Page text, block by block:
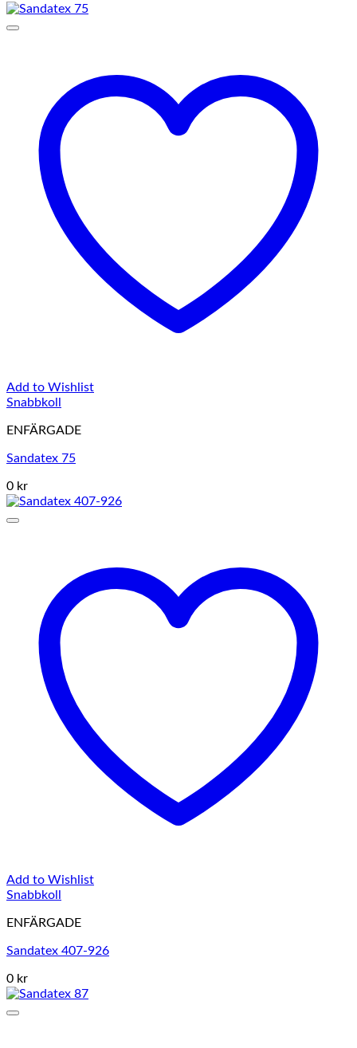
Add to Wishlist
Snabbkoll
ENFÄRGADE
Sandatex 75
0 kr
Add to Wishlist
Snabbkoll
ENFÄRGADE
Sandatex 407-926
0 kr